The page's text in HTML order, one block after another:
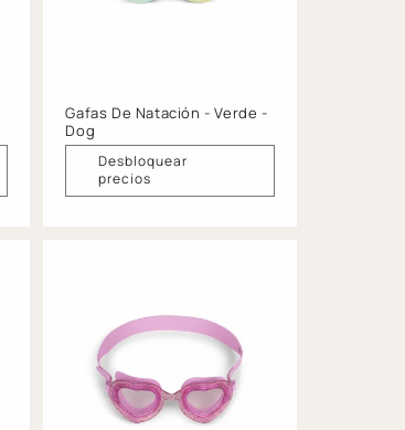
Gafas De Natación - Verde -
Dog
Desbloquear
precios